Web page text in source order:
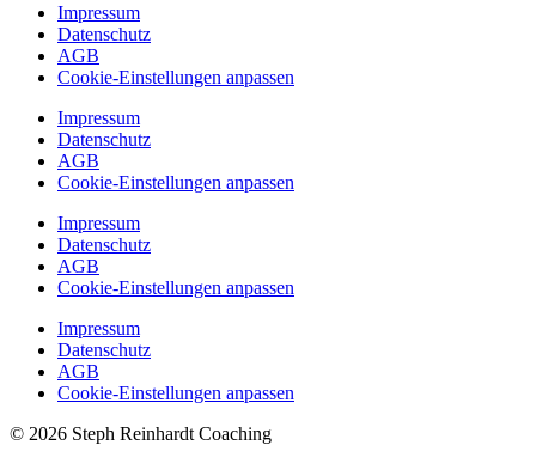
Impressum
Datenschutz
AGB
Cookie-Einstellungen anpassen
Impressum
Datenschutz
AGB
Cookie-Einstellungen anpassen
Impressum
Datenschutz
AGB
Cookie-Einstellungen anpassen
Impressum
Datenschutz
AGB
Cookie-Einstellungen anpassen
© 2026 Steph Reinhardt Coaching